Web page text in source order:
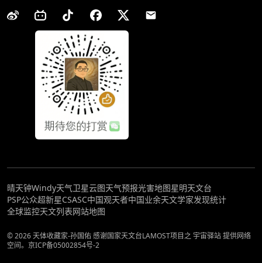
晴天钟Windy天气卫星云图天气预报光害地图星明天文台
PSP公众超新星CSASC中国观天者中国业余天文学家发现统计
全球监控天文列表网站地图
© 2026 天体收藏家-孙国佑 感谢国家天文台LAMOST项目之 宇宙驿站 提供网络
空间。 京ICP备05002854号-2